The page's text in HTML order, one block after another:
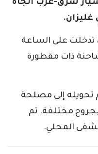
شرق-غرب اتجاه
غليزان.
تدخلت على الساعة
شاحنة ذات مقطورة
إلى مصلحة
3 آخرين بجروح مختلفة. تم
المحلي.